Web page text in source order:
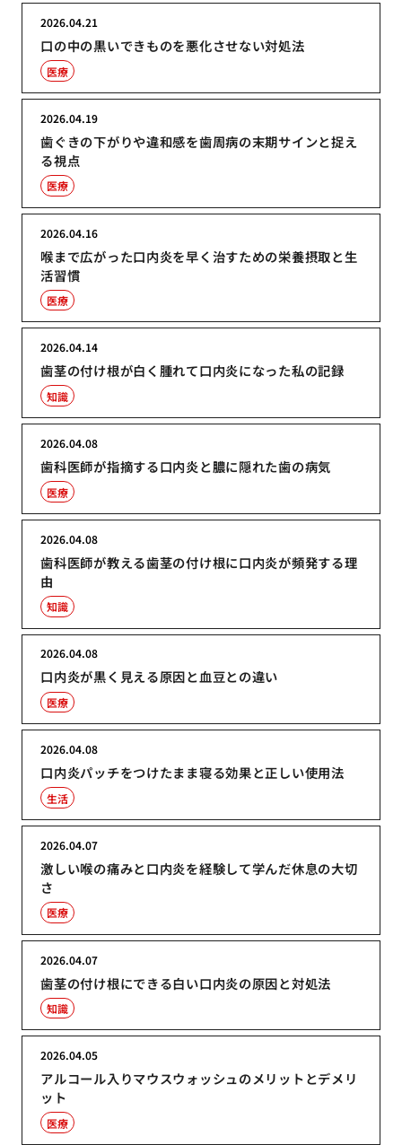
口の中の黒いできものを悪化させない対処法
2026.04.21
医療
歯ぐきの下がりや違和感を歯周病の末期サインと捉え
る視点
2026.04.19
医療
喉まで広がった口内炎を早く治すための栄養摂取と生
活習慣
2026.04.16
医療
歯茎の付け根が白く腫れて口内炎になった私の記録
2026.04.14
知識
歯科医師が指摘する口内炎と膿に隠れた歯の病気
2026.04.08
医療
歯科医師が教える歯茎の付け根に口内炎が頻発する理
由
2026.04.08
知識
口内炎が黒く見える原因と血豆との違い
2026.04.08
医療
口内炎パッチをつけたまま寝る効果と正しい使用法
2026.04.08
生活
激しい喉の痛みと口内炎を経験して学んだ休息の大切
さ
2026.04.07
医療
歯茎の付け根にできる白い口内炎の原因と対処法
2026.04.07
知識
アルコール入りマウスウォッシュのメリットとデメリ
ット
2026.04.05
医療